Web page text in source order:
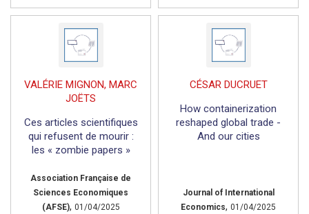
VALÉRIE MIGNON, MARC
JOËTS
Ces articles scientifiques
qui refusent de mourir :
les « zombie papers »
Association Française de
Sciences Economiques
(AFSE), 01/04/2025
CÉSAR DUCRUET
How containerization
reshaped global trade -
And our cities
Journal of International
Economics, 01/04/2025